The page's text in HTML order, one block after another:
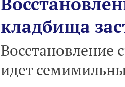
кладбища
Восстановление
идет